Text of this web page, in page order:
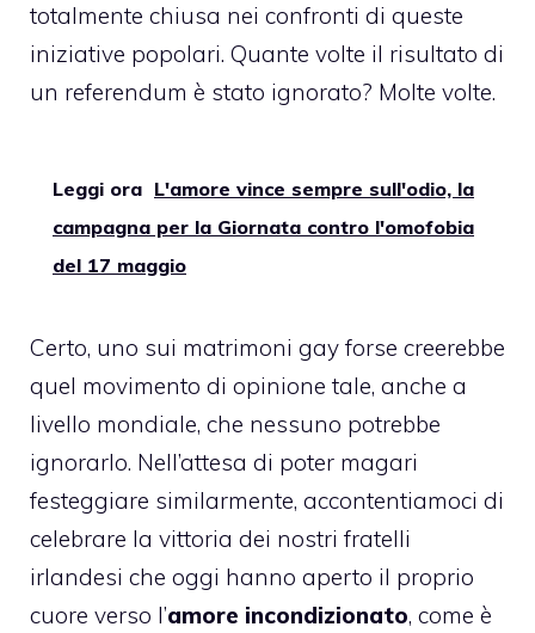
totalmente chiusa nei confronti di queste
iniziative popolari. Quante volte il risultato di
un referendum è stato ignorato? Molte volte.
Leggi ora L'amore vince sempre sull'odio, la
campagna per la Giornata contro l'omofobia
del 17 maggio
Certo, uno sui matrimoni gay forse creerebbe
quel movimento di opinione tale, anche a
livello mondiale, che nessuno potrebbe
ignorarlo. Nell’attesa di poter magari
festeggiare similarmente, accontentiamoci di
celebrare la vittoria dei nostri fratelli
irlandesi che oggi hanno aperto il proprio
cuore verso l’amore incondizionato, come è